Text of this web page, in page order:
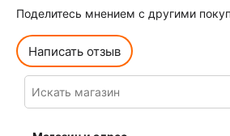
Поделитесь мнением с другими
Написать отзыв